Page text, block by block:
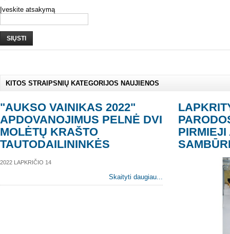
Įveskite atsakymą
SIŲSTI
KITOS STRAIPSNIŲ KATEGORIJOS NAUJIENOS
"AUKSO VAINIKAS 2022"
APDOVANOJIMUS PELNĖ DVI
MOLĖTŲ KRAŠTO
TAUTODAILININKĖS
2022 LAPKRIČIO 14
Skaityti daugiau...
PIRMIEJI